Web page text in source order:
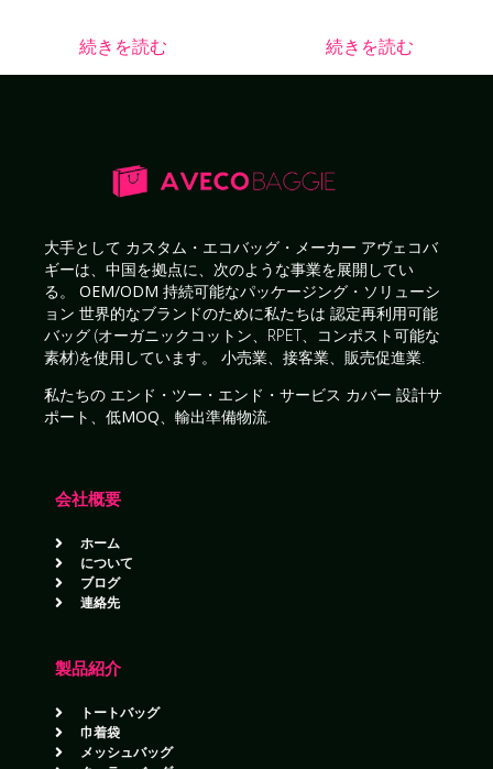
続きを読む 続きを読む
大手として カスタム・エコバッグ・メーカー アヴェコバ
ギーは、中国を拠点に、次のような事業を展開してい
る。 OEM/ODM 持続可能なパッケージング・ソリューシ
ョン 世界的なブランドのために私たちは 認定再利用可能
バッグ (オーガニックコットン、RPET、コンポスト可能な
素材)を使用しています。 小売業、接客業、販売促進業.
私たちの エンド・ツー・エンド・サービス カバー 設計サ
ポート、低MOQ、輸出準備物流.
会社概要
ホーム
について
ブログ
連絡先
製品紹介
トートバッグ
巾着袋
メッシュバッグ